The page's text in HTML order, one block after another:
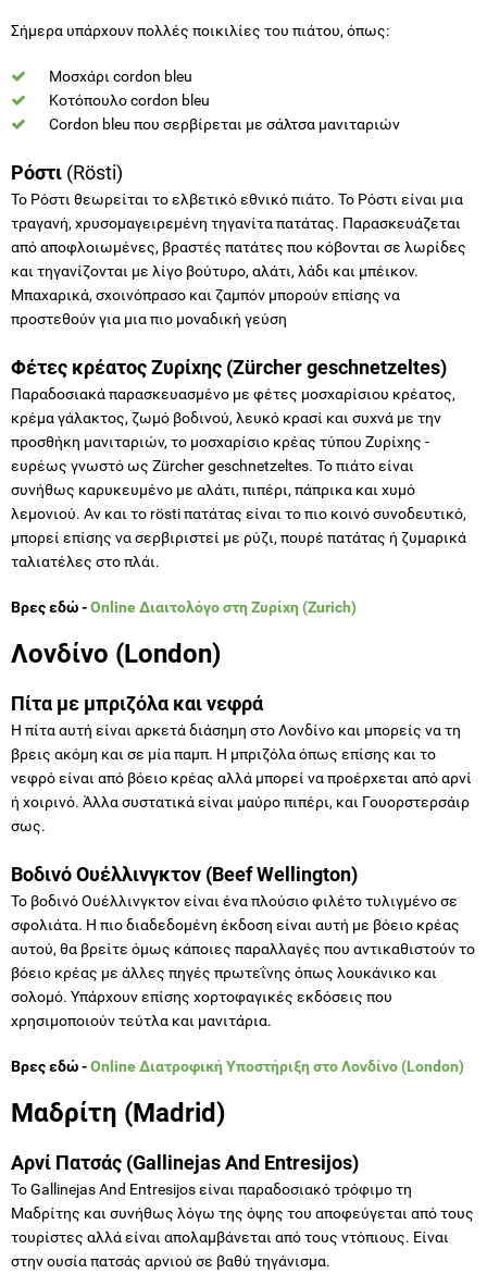
Σήμερα υπάρχουν πολλές ποικιλίες του πιάτου, όπως:
Μοσχάρι cordon bleu
Κοτόπουλο cordon bleu
Cordon bleu που σερβίρεται με σάλτσα μανιταριών
Ρόστι (Rösti)
Το Ρόστι θεωρείται το ελβετικό εθνικό πιάτο. Το Ρόστι είναι μια
τραγανή, χρυσομαγειρεμένη τηγανίτα πατάτας. Παρασκευάζεται
από αποφλοιωμένες, βραστές πατάτες που κόβονται σε λωρίδες
και τηγανίζονται με λίγο βούτυρο, αλάτι, λάδι και μπέικον.
Μπαχαρικά, σχοινόπρασο και ζαμπόν μπορούν επίσης να
προστεθούν για μια πιο μοναδική γεύση
Φέτες κρέατος Ζυρίχης (Zürcher geschnetzeltes)
Παραδοσιακά παρασκευασμένο με φέτες μοσχαρίσιου κρέατος,
κρέμα γάλακτος, ζωμό βοδινού, λευκό κρασί και συχνά με την
προσθήκη μανιταριών, το μοσχαρίσιο κρέας τύπου Ζυρίχης -
ευρέως γνωστό ως Zürcher geschnetzeltes. Το πιάτο είναι
συνήθως καρυκευμένο με αλάτι, πιπέρι, πάπρικα και χυμό
λεμονιού. Αν και το rösti πατάτας είναι το πιο κοινό συνοδευτικό,
μπορεί επίσης να σερβιριστεί με ρύζι, πουρέ πατάτας ή ζυμαρικά
ταλιατέλες στο πλάι.
Βρες εδώ -Online Διαιτολόγο στη Ζυρίχη (Zurich)
Λονδίνο (London)
Πίτα με μπριζόλα και νεφρά
Η πίτα αυτή είναι αρκετά διάσημη στο Λονδίνο και μπορείς να τη
βρεις ακόμη και σε μία παμπ. Η μπριζόλα όπως επίσης και το
νεφρό είναι από βόειο κρέας αλλά μπορεί να προέρχεται από αρνί
ή χοιρινό. Άλλα συστατικά είναι μαύρο πιπέρι, και Γουορστερσάιρ
σως.
Βοδινό Ουέλλινγκτον (Beef Wellington)
Το βοδινό Ουέλλινγκτον είναι ένα πλούσιο φιλέτο τυλιγμένο σε
σφολιάτα. Η πιο διαδεδομένη έκδοση είναι αυτή με βόειο κρέας
αυτού, θα βρείτε όμως κάποιες παραλλαγές που αντικαθιστούν το
βόειο κρέας με άλλες πηγές πρωτεΐνης όπως λουκάνικο και
σολομό. Υπάρχουν επίσης χορτοφαγικές εκδόσεις που
χρησιμοποιούν τεύτλα και μανιτάρια.
Βρες εδώ -Online Διατροφική Υποστήριξη στο Λονδίνο(London)
Μαδρίτη (Madrid)
Αρνί Πατσάς (Gallinejas And Entresijos)
Το Gallinejas And Entresijos είναι παραδοσιακό τρόφιμο τη
Μαδρίτης και συνήθως λόγω της όψης του αποφεύγεται από τους
τουρίστες αλλά είναι απολαμβάνεται από τους ντόπιους. Είναι
στην ουσία πατσάς αρνιού σε βαθύ τηγάνισμα.